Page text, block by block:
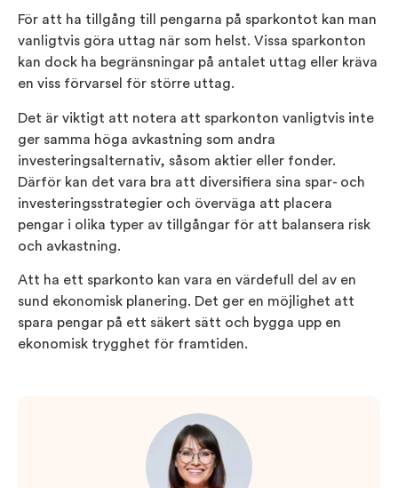
För att ha tillgång till pengarna på sparkontot kan man
vanligtvis göra uttag när som helst. Vissa sparkonton
kan dock ha begränsningar på antalet uttag eller kräva
en viss förvarsel för större uttag.
Det är viktigt att notera att sparkonton vanligtvis inte
ger samma höga avkastning som andra
investeringsalternativ, såsom aktier eller fonder.
Därför kan det vara bra att diversifiera sina spar- och
investeringsstrategier och överväga att placera
pengar i olika typer av tillgångar för att balansera risk
och avkastning.
Att ha ett sparkonto kan vara en värdefull del av en
sund ekonomisk planering. Det ger en möjlighet att
spara pengar på ett säkert sätt och bygga upp en
ekonomisk trygghet för framtiden.